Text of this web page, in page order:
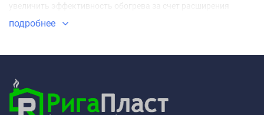
увеличить эффективность обогрева за счет расширения
площади рабочей поверхности.
подробнее